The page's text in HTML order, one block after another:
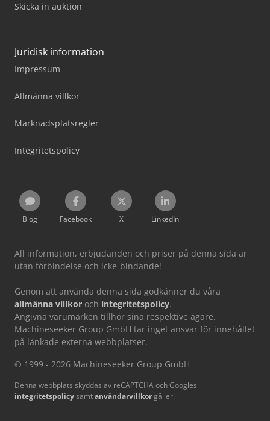
Skicka in auktion
Juridisk information
Impressum
Allmänna villkor
Marknadsplatsregler
Integritetspolicy
Blog Facebook X LinkedIn
All information, erbjudanden och priser på denna sida är
utan förbindelse och icke-bindande!
Genom att använda denna sida godkänner du våra
allmänna villkor och integritetspolicy.
Angivna varumärken tillhör sina respektive ägare.
Machineseeker Group GmbH tar inget ansvar för innehållet
på länkade externa webbplatser.
© 1999 - 2026 Machineseeker Group GmbH
Denna webbplats skyddas av reCAPTCHA och Googles
integritetspolicysamtanvändarvillkor gäller.